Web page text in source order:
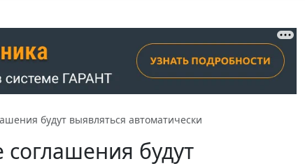
будут выявляться автоматически
будут